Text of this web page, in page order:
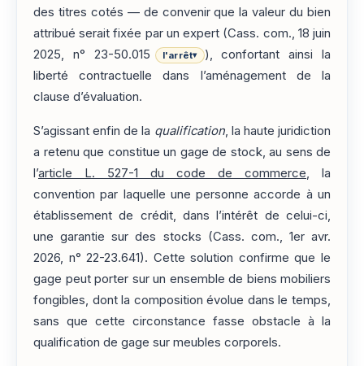
des titres cotés — de convenir que la valeur du bien
attribué serait fixée par un expert (Cass. com., 18 juin
2025, n° 23-50.015
l'arrêt▾
), confortant ainsi la
liberté contractuelle dans l’aménagement de la
clause d’évaluation.
S’agissant enfin de la qualification, la haute juridiction
a retenu que constitue un gage de stock, au sens de
l’article L. 527-1 du code de commerce, la
convention par laquelle une personne accorde à un
établissement de crédit, dans l’intérêt de celui-ci,
une garantie sur des stocks (Cass. com., 1er avr.
2026, n° 22-23.641). Cette solution confirme que le
gage peut porter sur un ensemble de biens mobiliers
fongibles, dont la composition évolue dans le temps,
sans que cette circonstance fasse obstacle à la
qualification de gage sur meubles corporels.